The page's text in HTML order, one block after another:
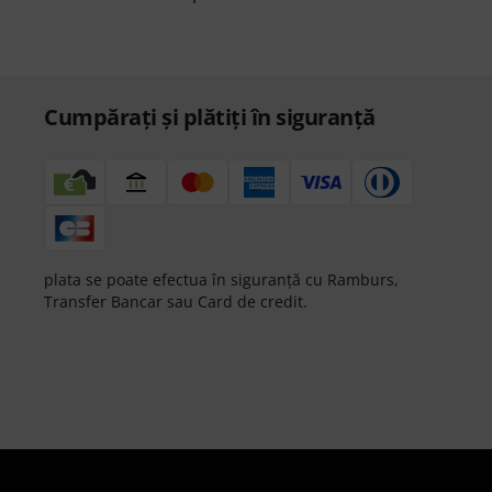
Cumpărați și plătiți în siguranță
plata se poate efectua în siguranță cu Ramburs,
Transfer Bancar sau Card de credit.